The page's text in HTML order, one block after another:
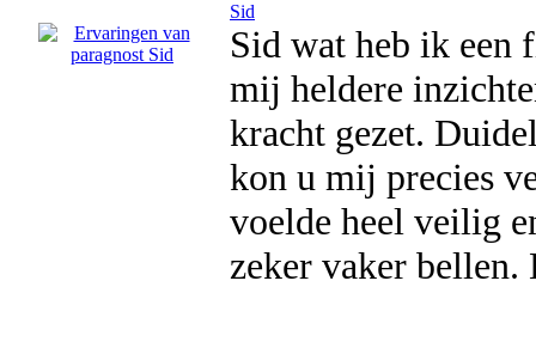
Sid
Sid wat heb ik een
mij heldere
kracht gezet.
kon u mij precies
voelde heel veilig
zeker vaker bellen.